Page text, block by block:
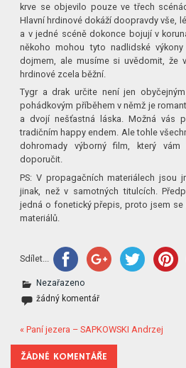
krve se objevilo pouze ve třech
Hlavní hrdinové dokáží doopravdy vše,
a v jedné scéně dokonce bojují v
někoho mohou tyto nadlidské
dojmem, ale musíme si uvědomit, že
hrdinové zcela běžní.
Tygr a drak určite není jen
pohádkovým příběhem v němž je
a dvojí nešťastná láska. Možná vás
tradičním happy endem. Ale tohle
dohromady výborný film, který
doporučit.
PS: V propagačních materiálech jsou
jinak, než v samotných titulcích.
jedná o fonetický přepis, proto jsem
materiálů.
Sdílet...
Nezařazeno
žádný komentář
« Paní jezera – SAPKOWSKI Andrzej
ŽÁDNÉ KOMENTÁŘE